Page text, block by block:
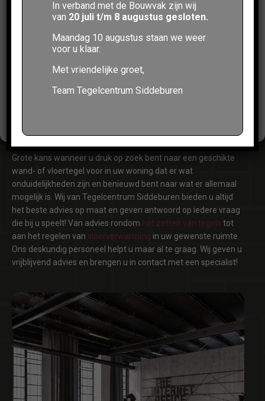
surfgedrag of unieke ID's op deze site verwerken. Als je geen
toestemming geeft of uw toestemming intrekt, kan dit een nadelige
Weigeren
altijd voor u klaar met het beste
tegeladvies!
Grote kans wanneer u druk op zoek bent naar een geschikte
wand- of vloertegel voor in uw woning dat er wat
onduidelijkheden zijn en benieuwd bent naar wat er allemaal
mogelijk is. Wij van Tegelcentrum Siddeburen bieden u altijd
het beste advies op maat en geven antwoord op iedere vraag
die bij u speelt! Van advies rondom het zetten van tegels tot
aan het regelen van vloerverwarming in uw gewenste ruimte.
Ons deskundig personeel helpt u maar al te graag. Wij geven u
vrijblijvend advies en brengen u in contact met een specialist!
In verband met de Bouwvak zijn wij
van 20 juli t/m 8 augustus gesloten.
Maandag 10 augustus staan we weer
voor u klaar.
Met vriendelijke groet,
Team Tegelcentrum Siddeburen